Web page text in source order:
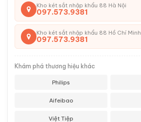
Kho két sắt nhập khẩu 88 Hà Nội
097.573.9381
Kho két sắt nhập khẩu 88 Hồ Chí Minh
097.573.9381
Khám phá thương hiệu khác
Philips
Aifeibao
Việt Tiệp